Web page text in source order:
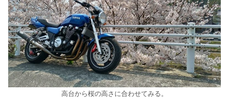
高台から桜の高さに合わせてみる。